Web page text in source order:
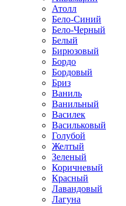
Атолл
Бело-Синий
Бело-Черный
Белый
Бирюзовый
Бордо
Бордовый
Бриз
Ваниль
Ванильный
Василек
Васильковый
Голубой
Желтый
Зеленый
Коричневый
Красный
Лавандовый
Лагуна